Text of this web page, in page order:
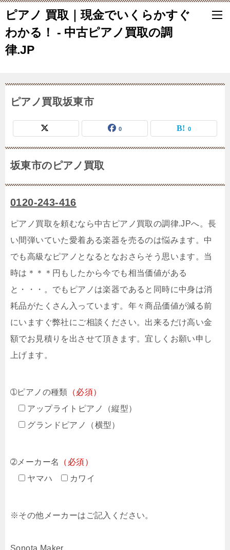
ピアノ 買取｜現金でいくらかすぐ
わかる！ - 中古ピアノ買取の調
律.JP
ピアノ買取坂東市
0 0
坂東市のピアノ買取
0120-243-416
ピアノ買取を頼むなら中古ピアノ買取の調律.JPへ。長
い間弾いていた愛着ある楽器を売るのは悩みます。中
でも高級なピアノとなるとなおさらそう思います。当
時は＊＊＊円もしたから今でも相当価値がある
と・・・。でもピアノは楽器であると同時に中身は消
耗品がたくさん入っています。年々商品価値が減る前
にいますぐ弊社にご相談ください。出来るだけ高い金
額でお見積りを出させて頂きます。宜しくお願い申し
上げます。
➀ピアノの種類 （必須）
アップライトピアノ（縦型）
グランドピアノ（横型）
➁メーカー名
（必須）
ヤマハ
カワイ
※その他メーカーはご記入ください。
Sonota Maker